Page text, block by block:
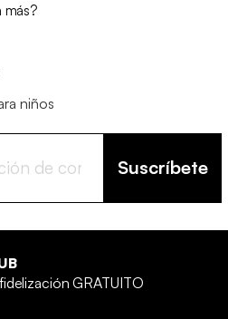
más?
niños
Suscríbete
GRATUITO